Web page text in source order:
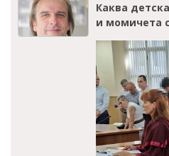
Каква
и момичета